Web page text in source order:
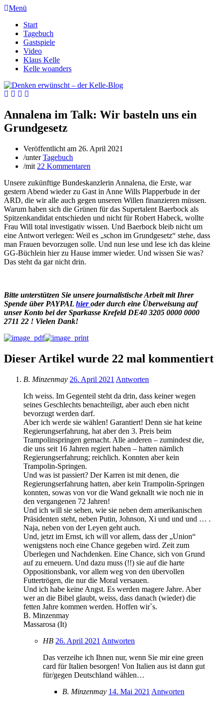
Menü
Start
Tagebuch
Gastspiele
Video
Klaus Kelle
Kelle woanders
Annalena im Talk: Wir basteln uns ein
Grundgesetz
Veröffentlicht am 26. April 2021
/unterTagebuch
/mit 22 Kommentaren
Unsere zukünftige Bundeskanzlerin Annalena, die Erste, war
gestern Abend wieder zu Gast in Anne Wills Plapperbude in der
ARD, die wir alle auch gegen unseren Willen finanzieren müssen.
Warum haben sich die Grünen für das Supertalent Baerbock als
Spitzenkandidat entschieden und nicht für Robert Habeck, wollte
Frau Will total investigativ wissen. Und Baerbock bleib nicht um
eine Antwort verlegen: Weil es „schon im Grundgesetz“ stehe, dass
man Frauen bevorzugen solle. Und nun lese und lese ich das kleine
GG-Büchlein hier zu Hause immer wieder. Und wissen Sie was?
Das steht da gar nicht drin.
Bitte unterstützen Sie unsere journalistische Arbeit mit Ihrer
Spende über PAYPAL hieroder durch eine Überweisung auf
unser Konto bei der Sparkasse Krefeld DE40 3205 0000 0000
2711 22 ! Vielen Dank!
Dieser Artikel wurde 22 mal kommentiert
B. Minzenmay 26. April 2021 Antworten
Ich weiss. Im Gegenteil steht da drin, dass keiner wegen
seines Geschlechts benachteiligt, aber auch eben nicht
bevorzugt werden darf.
Aber ich werde sie wählen! Garantiert! Denn sie hat keine
Regierungserfahrung, hat aber den 3. Preis beim
Trampolinspringen gemacht. Alle anderen – zumindest die,
die uns seit 16 Jahren regiert haben – hatten nämlich
Regierungserfahrung; reichlich. Konnten aber kein
Trampolin-Springen.
Und was ist passiert? Der Karren ist mit denen, die
Regierungserfahrung hatten, aber kein Trampolin-Springen
konnten, sowas von vor die Wand geknallt wie noch nie in
den vergangenen 72 Jahren!
Und ich will sie sehen, wie sie neben dem amerikanischen
Präsidenten steht, neben Putin, Johnson, Xi und und und … .
Naja, neben von der Leyen geht auch.
Und, jetzt im Ernst, ich will vor allem, dass der „Union“
wenigstens noch eine Chance gegeben wird. Zeit zum
Überlegen und Nachdenken. Eine Chance, sich von Grund
auf zu erneuern. Und dazu muss (!!) sie auf die harte
Oppositionsbank, vor allem weg von den übervollen
Futtertrögen, die nur die Moral versauen.
Und ich habe keine Angst. Es werden magere Jahre. Aber
wer an die Bibel glaubt, weiss, dass danach (wieder) die
fetten Jahre kommen werden. Hoffen wir`s.
B. Minzenmay
Massarosa (It)
HB 26. April 2021 Antworten
Das verzeihe ich Ihnen nur, wenn Sie mir eine green
card für Italien besorgen! Von Italien aus ist dann gut
für/gegen Deutschland wählen…
B. Minzenmay 14. Mai 2021 Antworten